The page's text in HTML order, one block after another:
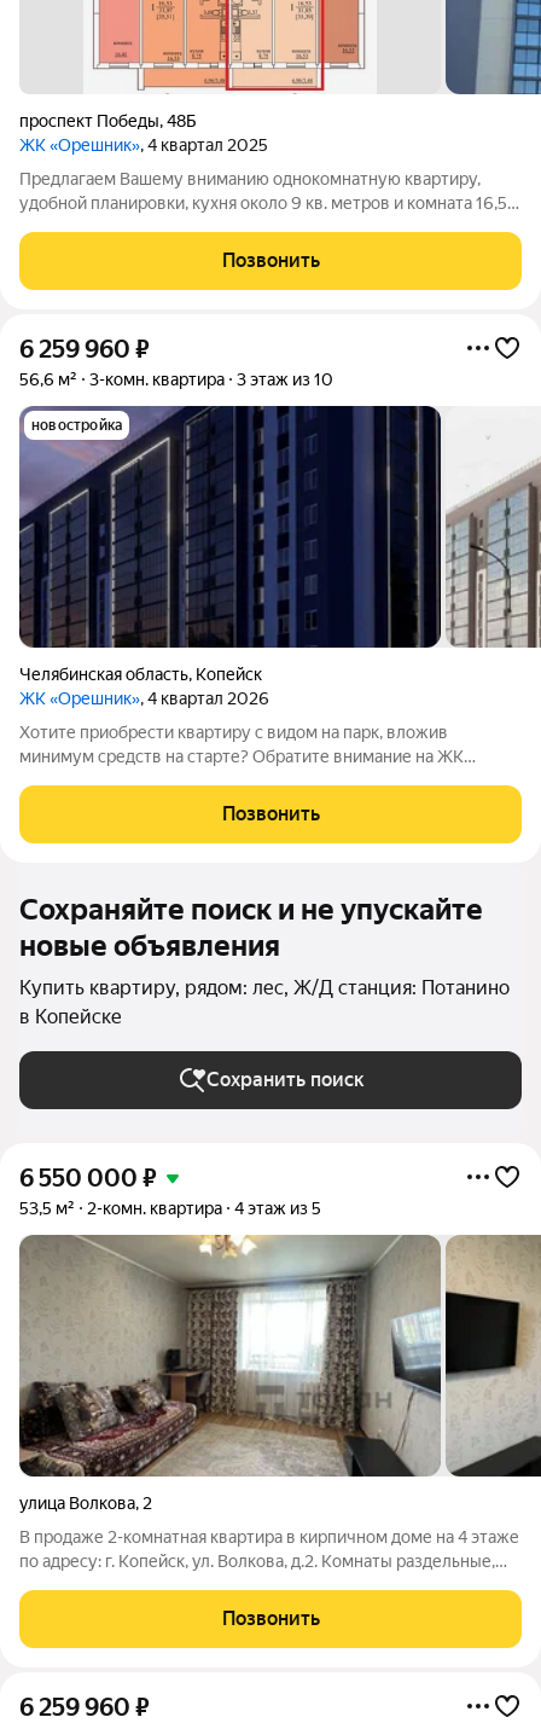
проспект Победы,48Б
ЖК «Орешник», 4 квартал 2025
Предлагаем Вашему вниманию однокомнатную квартиру,
удобной планировки, кухня около 9 кв. метров и комната 16,53
качественная предчистовая отделка: - входная металлическая
дверь; - потолок и
Позвонить
6 259 960 ₽
56,6 м² 3-комн. квартира 3 этаж из 10
новостройка
Челябинская область, Копейск
ЖК «Орешник», 4 квартал 2026
Хотите приобрести квартиру с видом на парк, вложив
минимум средств на старте? Обратите внимание на ЖК
отсюда удобно выезжать в Челябинск, а поблизости есть всё,
что нужно для комфортной жизни:
Позвонить
Сохраняйте поиск и не упускайте
новые объявления
Купить квартиру, рядом: лес, Ж/Д станция: Потанино
в Копейске
Сохранить поиск
6 550 000 ₽
53,5 м² 2-комн. квартира 4 этаж из 5
улица Волкова, 2
В продаже 2-комнатная квартира в кирпичном доме на 4 этаже
по адресу: г. Копейск, ул. Волкова, д.2. Комнаты раздельные,
Санузел раздельный. Кухня 9 квм. с выходом на просторную
лоджию (вид
Позвонить
6 259 960 ₽